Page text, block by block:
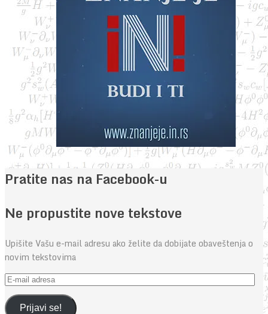
Pratite nas na Facebook-u
Ne propustite nove tekstove
Upišite Vašu e-mail adresu ako želite da dobijate obaveštenja o
novim tekstovima
E-
mail
adresaPrijavi se!